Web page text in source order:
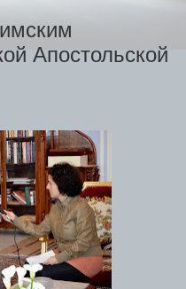
Апостольской